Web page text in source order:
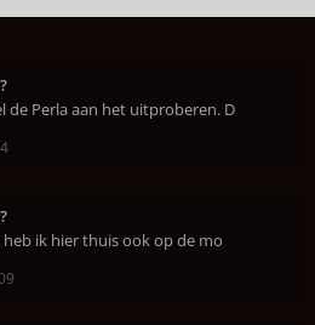
de Perla aan het uitproberen. D
heb ik hier thuis ook op de mo